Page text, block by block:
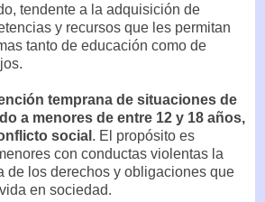
tendente a la adquisición de
y recursos que les permitan
tanto de educación como de
temprana de situaciones de
a menores de entre 12 y 18 años,
social . El propósito es
con conductas violentas la
de los derechos y obligaciones que
en sociedad.